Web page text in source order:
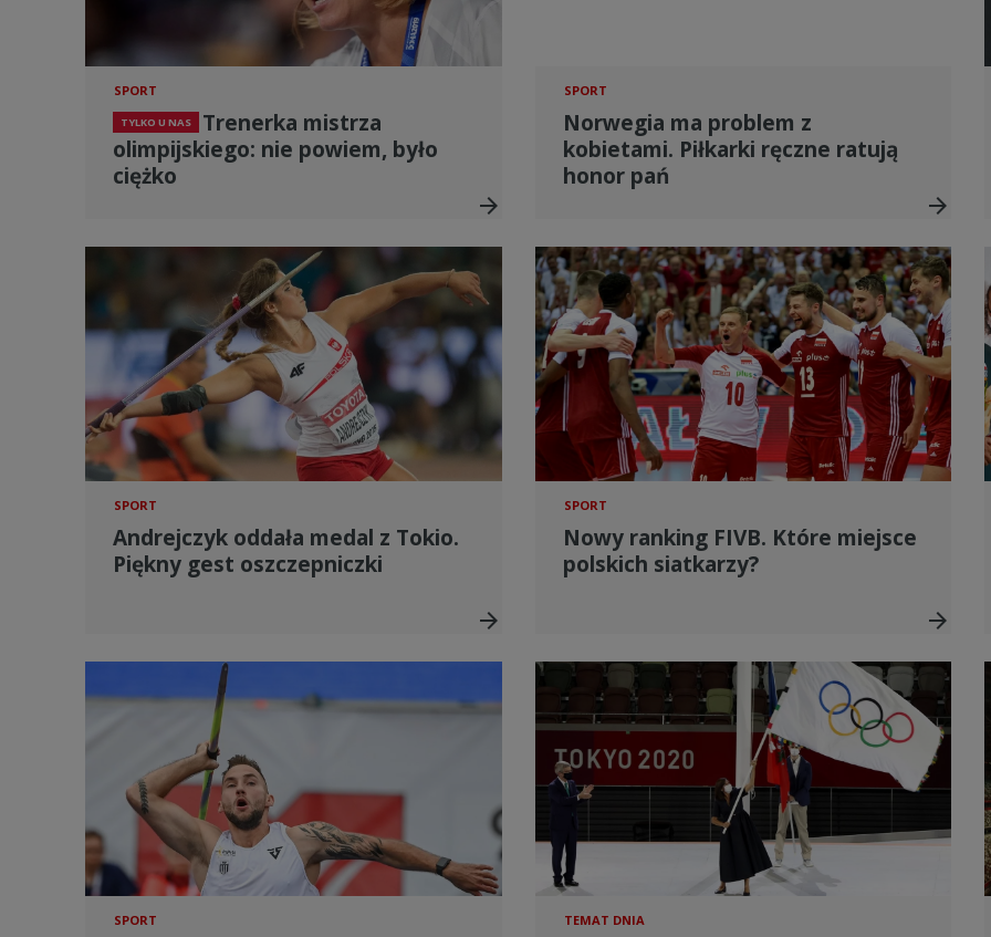
SPORT
TYLKO U NAS
Trenerka mistrza
olimpijskiego: nie powiem, było
ciężko
arrow_forward
SPORT
Norwegia ma problem z
kobietami. Piłkarki ręczne ratują
honor pań
arrow_forward
SPORT
Andrejczyk oddała medal z Tokio.
Piękny gest oszczepniczki
arrow_forward
SPORT
Nowy ranking FIVB. Które miejsce
polskich siatkarzy?
arrow_forward
SPORT TEMAT DNIA